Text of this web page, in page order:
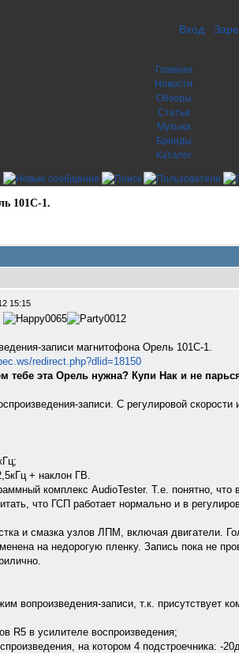
Вход
Главная
Новости
Обзоры
Статьи
Музыка
Бренды
Каталог
101С-1.
15:15
записи магнитофона Орель 101С-1.
redirect.php?dlid=18150
тебе эта Орель нужна? Купи Нак и не
записи. С регулировой
+ наклон ГВ.
комплекс AudioTester. Т.е. понятно, что
что ГСП работает нормально и в
и смазка узлов ЛПМ, включая двигатели.
на недорогую пленку. Запись пока не
вопроизведения-записи, т.к.
R5 в усилителе воспроизведения;
на котором 4 подстроечника: